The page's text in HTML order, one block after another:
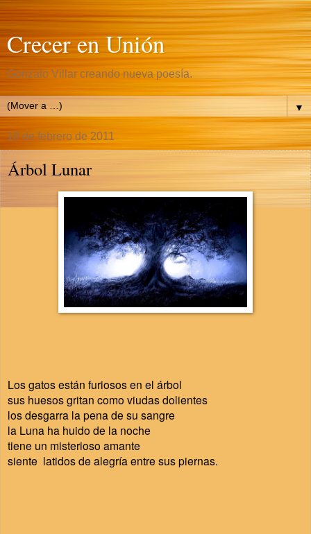
Crecer en Unión
Gonzalo Villar creando nueva poesía.
▼
18 de febrero de 2011
Árbol Lunar
Los gatos están furiosos en el árbol
sus huesos gritan como viudas dolientes
los desgarra la pena de su sangre
la Luna ha huido de la noche
tiene un misterioso amante
siente latidos de alegría entre sus piernas.